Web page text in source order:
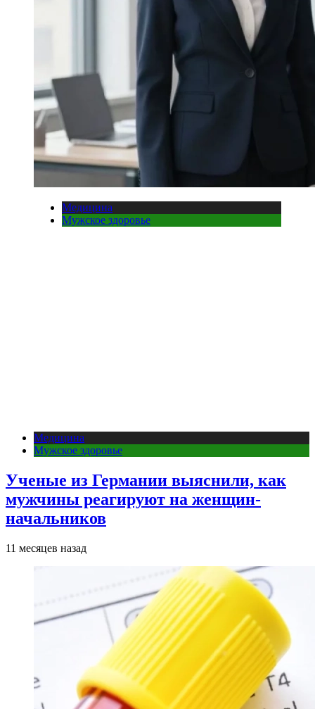
Медицина
Мужское здоровье
Медицина
Мужское здоровье
Ученые из Германии выяснили, как
мужчины реагируют на женщин-
начальников
11 месяцев назад